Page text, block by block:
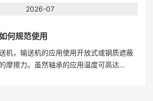
2026-07
何规范使用
机，输送机的应用使用开放式或钢质遮蔽
摩擦力。虽然轴承的应用温度可高达...